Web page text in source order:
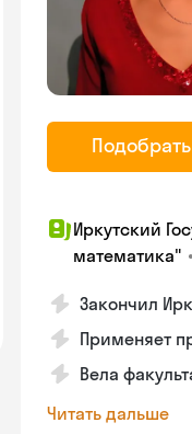
Иркутский
математика" •
Закончил
Применяет
Вела
Читать дальше